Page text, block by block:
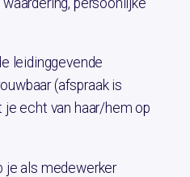
leidinggevende
(afspraak is
je echt van haar/hem op
je als medewerker